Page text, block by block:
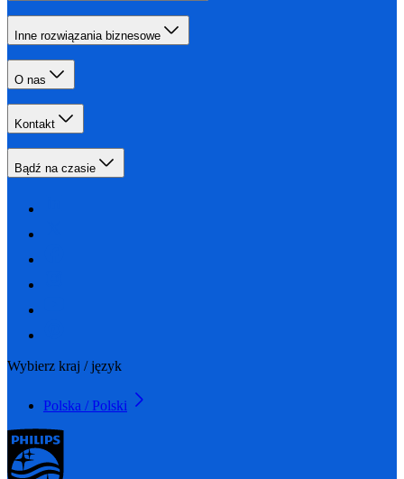
Inne rozwiązania biznesowe
O nas
Kontakt
Bądź na czasie
Wybierz kraj / język
Polska / Polski